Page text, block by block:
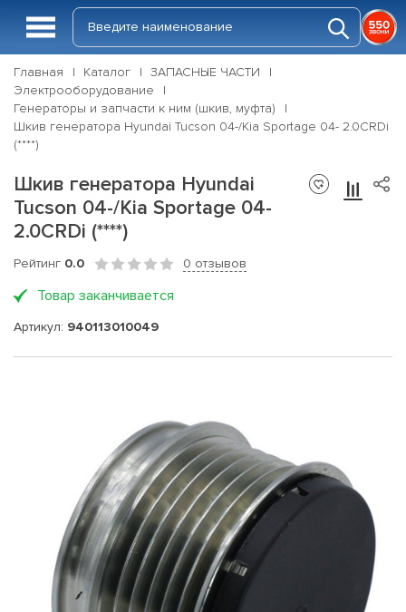
Главная Каталог
ЗАПАСНЫЕ ЧАСТИ
Электрооборудование
Генераторы и запчасти к ним (шкив, муфта)
Шкив генератора Hyundai Tucson 04-/Kia Sportage 04- 2.0CRDi
(****)
Шкив генератора Hyundai
Tucson 04-/Kia Sportage 04-
2.0CRDi (****)
Рейтинг 0.0 0 отзывов
Товар заканчивается
Артикул: 940113010049